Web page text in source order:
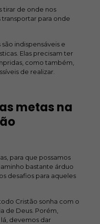
tirar de onde nos
para onde
indispensáveis e
Elas precisam ter
como também,
de realizar.
metas na
para que possamos
bastante árduo
desafios para aqueles
Cristão sonha com o
de Deus. Porém,
devemos dar